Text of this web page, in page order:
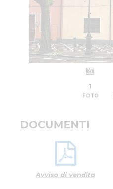
1
FOTO
DOCUMENTI
Avviso di vendita